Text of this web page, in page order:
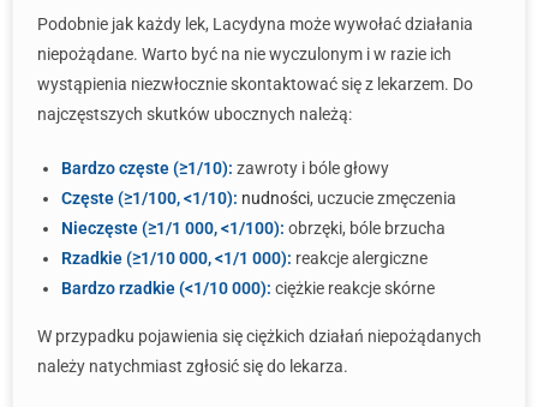
Podobnie jak każdy lek, Lacydyna może wywołać działania
niepożądane. Warto być na nie wyczulonym i w razie ich
wystąpienia niezwłocznie skontaktować się z lekarzem. Do
najczęstszych skutków ubocznych należą:
Bardzo częste (≥1/10): zawroty i bóle głowy
Częste (≥1/100, <1/10): nudności, uczucie zmęczenia
Nieczęste (≥1/1 000, <1/100): obrzęki, bóle brzucha
Rzadkie (≥1/10 000, <1/1 000): reakcje alergiczne
Bardzo rzadkie (<1/10 000): ciężkie reakcje skórne
W przypadku pojawienia się ciężkich działań niepożądanych
należy natychmiast zgłosić się do lekarza.